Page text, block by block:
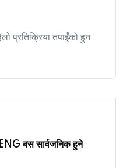
प्रतिक्रिया तपाईंको हुन
बस सार्वजनिक हुने